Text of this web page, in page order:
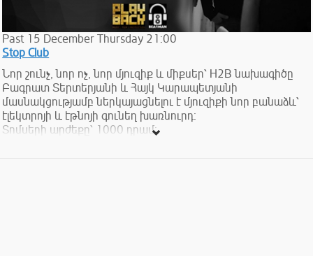
Past 15 December Thursday 21:00
Stop Club
Նոր շունչ, նոր ոչ, նոր մյուզիք և միքսեր՝ H2B նախագիծը
Բագրատ Տերտերյանի և Հայկ Կարապետյանի
մասնակցությամբ ներկայացնելու է մյուզիքի նոր բանաձև՝
էլեկտրոյի և էթնոյի գունեղ խառնուրդ։
Տոմսերի արժեքը՝ 1000 դրամ։